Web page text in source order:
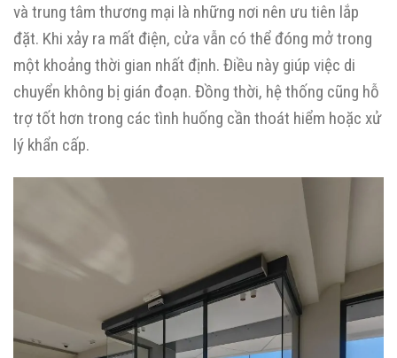
và trung tâm thương mại là những nơi nên ưu tiên lắp
đặt. Khi xảy ra mất điện, cửa vẫn có thể đóng mở trong
một khoảng thời gian nhất định. Điều này giúp việc di
chuyển không bị gián đoạn. Đồng thời, hệ thống cũng hỗ
trợ tốt hơn trong các tình huống cần thoát hiểm hoặc xử
lý khẩn cấp.